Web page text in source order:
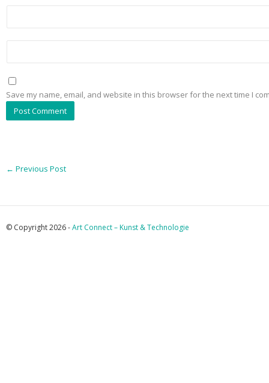
Save my name, email, and website in this browser for the next time I
← Previous Post
© Copyright 2026 -Art Connect – Kunst & Technologie